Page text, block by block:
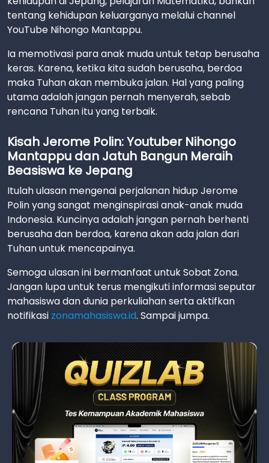
tentang kehidupan keluarganya melalui channel
YouTube Nihongo Mantappu.
Ia memotivasi para anak muda untuk tetap berusaha
keras. Karena, ketika kita sudah berusaha, berdoa
maka Tuhan akan membuka jalan. Hal yang paling
utama adalah jangan pernah menyerah, sebab
rencana Tuhan itu yang terbaik.
Kisah Jerome Polin: Youtuber Nihongo
Mantappu dan Jatuh Bangun Meraih
Beasiswa ke Jepang
Itulah ulasan mengenai perjalanan hidup Jerome
Polin yang sangat menginspirasi anak-anak muda
Indonesia. Kuncinya adalah jangan pernah berhenti
berusaha dan berdoa, karena akan ada jalan dari
Tuhan untuk mencapainya.
Semoga ulasan ini bermanfaat untuk Sobat Zona.
Jangan lupa untuk terus mengikuti informasi seputar
mahasiswa dan dunia perkuliahan serta aktifkan
notifikasi zonamahasiswa.id. Sampai jumpa.